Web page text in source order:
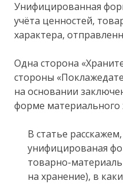
Унифицированная
учёта ценностей,
характера,
Одна сторона
стороны
на основании
форме материального
В статье
унифицированая
товарно-
на хранение), в